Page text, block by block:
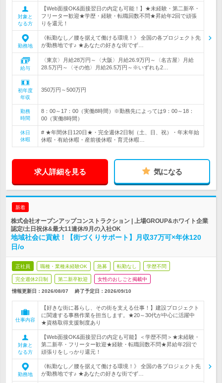
対象と
なる方
【Web面接OK&面接翌日の内定も可能！】★未経験・第二新卒・
フリーター歓迎★学歴・経験・転職回数不問★昇給年2回で頑張
りを還元！
勤務地
《転勤なし／腰を据えて働ける環境！》 全国の各プロジェクト先
が勤務地です♪ ★あなたの好きな街でず…
給与
〈東京〉月給28万円～〈大阪〉月給26.9万円～〈名古屋〉月給
28.5万円～〈その他〉月給26.5万円～※いずれも2…
初年度
年収
350万円～500万円
勤務
時間
8：00～17：00（実働8時間）※勤務先によっては9：00～18：
00（実働8時間）
休日
休暇
# ★年間休日120日★・完全週休2日制（土、日、祝）・年末年始
休暇・有給休暇・産前後休暇・育児休暇…
求人詳細を見る 気になる
新着
株式会社オープンアップコンストラクション | 上場GROUP&ホワイト企業
認定/土日祝休&最大11連休/9月の入社OK
地域社会に貢献！【街づくりサポート】月収37万可×年休120
日/o
正社員 職種・業種未経験OK 急募 転勤なし 学歴不問
完全週休2日制 第二新卒歓迎 女性のおしごと掲載中
情報更新日：2026/08/07 終了予定日： 2026/09/10
仕事内容
【好きな街に暮らし、その街を支える仕事！】建設プロジェクト
に関連する事務作業を担当します。★20～30代が中心に活躍中
★資格取得支援制度あり
対象と
なる方
【Web面接OK&面接翌日の内定も可能】＜学歴不問＞★未経験・
第二新卒・フリーター歓迎★経験・転職回数不問★昇給年2回で
頑張りをしっかり還元！
勤務地
《転勤なし／腰を据えて働ける環境！》 全国の各プロジェクト先
が勤務地です♪ ★あなたの好きな街でず…